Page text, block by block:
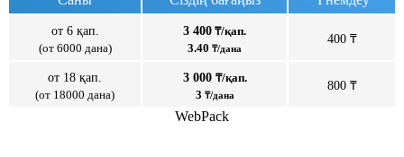
от 6 қап.
(от 6000 дана)
3 400 ₸/қап.
3.40 ₸/дана
400 ₸
от 18 қап.
(от 18000 дана)
3 000 ₸/қап.
3 ₸/дана
800 ₸
WebPack